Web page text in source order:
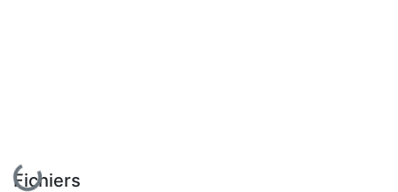
En cours de chargement...
Fichiers